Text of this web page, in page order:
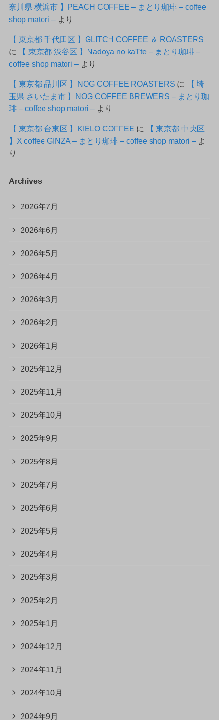
奈川県 横浜市 】PEACH COFFEE – まとり珈琲 – coffee
shop matori –より
【 東京都 千代田区 】GLITCH COFFEE ＆ ROASTERS
に
【 東京都 渋谷区 】Nadoya no kaTte – まとり珈琲 –
coffee shop matori –より
【 東京都 品川区 】NOG COFFEE ROASTERS に
【 埼
玉県 さいたま市 】NOG COFFEE BREWERS – まとり珈
琲 – coffee shop matori –より
【 東京都 台東区 】KIELO COFFEE に
【 東京都 中央区
】X coffee GINZA – まとり珈琲 – coffee shop matori –よ
り
Archives
2026年7月
2026年6月
2026年5月
2026年4月
2026年3月
2026年2月
2026年1月
2025年12月
2025年11月
2025年10月
2025年9月
2025年8月
2025年7月
2025年6月
2025年5月
2025年4月
2025年3月
2025年2月
2025年1月
2024年12月
2024年11月
2024年10月
2024年9月